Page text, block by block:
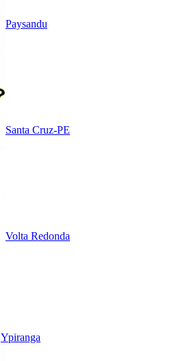
Paysandu
Santa Cruz-PE
Volta Redonda
Ypiranga